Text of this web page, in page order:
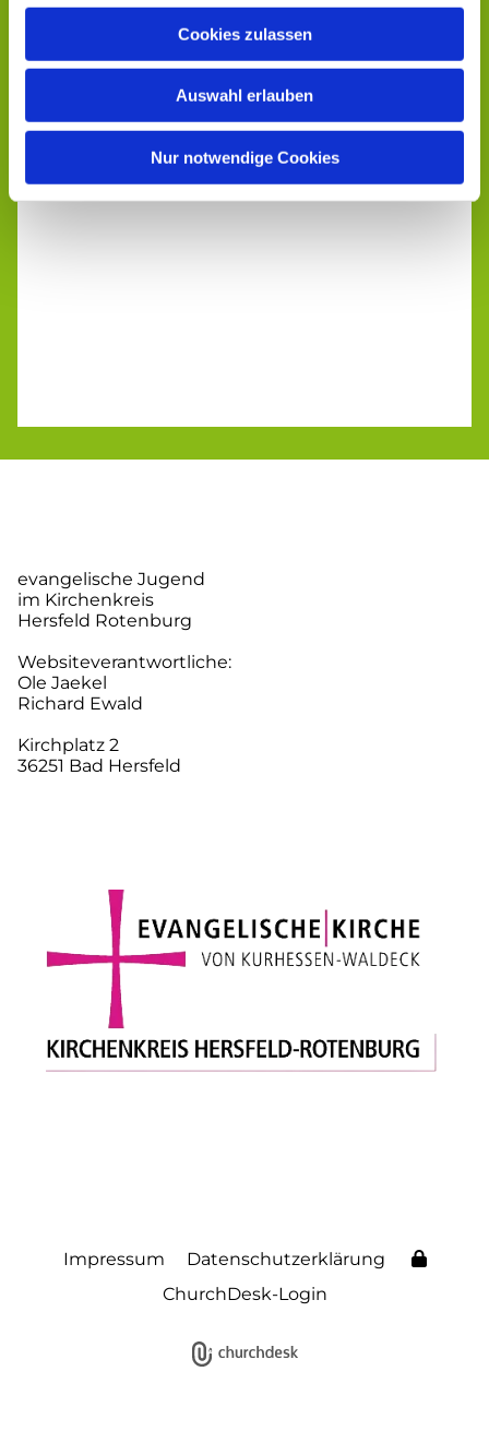
Cookies zulassen
Auswahl erlauben
Nur notwendige Cookies
evangelische Jugend
im Kirchenkreis
Hersfeld Rotenburg
Websiteverantwortliche:
Ole Jaekel
Richard Ewald
Kirchplatz 2
36251 Bad Hersfeld
Impressum
Datenschutzerklärung
ChurchDesk-Login